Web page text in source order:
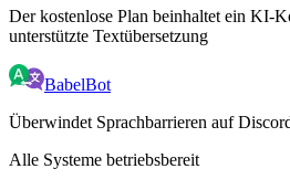
Der kostenlose Plan beinhaltet ein KI-
unterstützte Textübersetzung
BabelBot
Überwindet Sprachbarrieren auf
Alle Systeme betriebsbereit